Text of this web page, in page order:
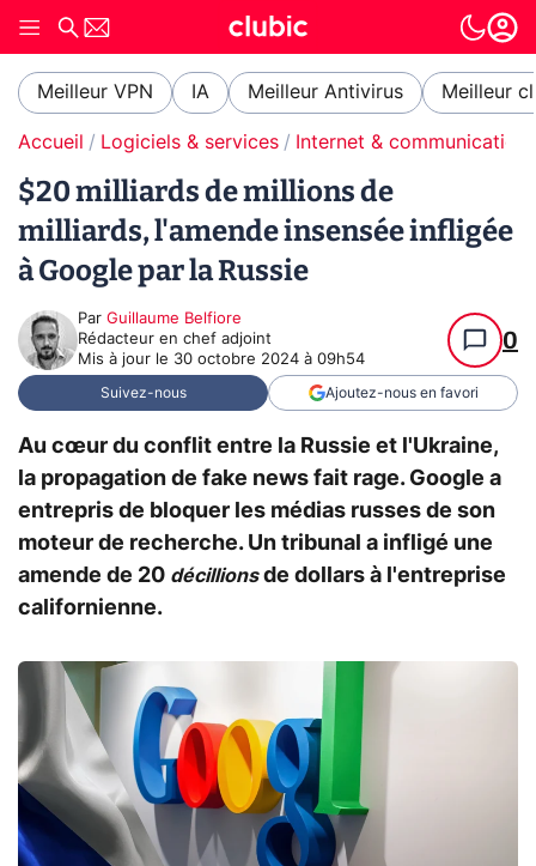
Meilleur VPN IA Meilleur Antivirus Meilleur
Accueil Logiciels & services Internet & communication
$20 milliards de millions de
milliards, l'amende insensée infligée
à Google par la Russie
Par Guillaume Belfiore
Rédacteur en chef adjoint
Mis à jour le 30 octobre 2024 à 09h54
0
Suivez-nous Ajoutez-nous en favori
Au cœur du conflit entre la Russie et l'Ukraine,
la propagation de fake news fait rage. Google a
entrepris de bloquer les médias russes de son
moteur de recherche. Un tribunal a infligé une
amende de 20 décillionsde dollars à l'entreprise
californienne.